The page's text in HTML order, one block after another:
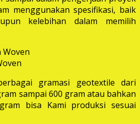
menggunakan spesifikasi, baik
kelebihan dalam memilih
gramasi geotextile dari
sampai 600 gram atau bahkan
bisa Kami produksi sesuai